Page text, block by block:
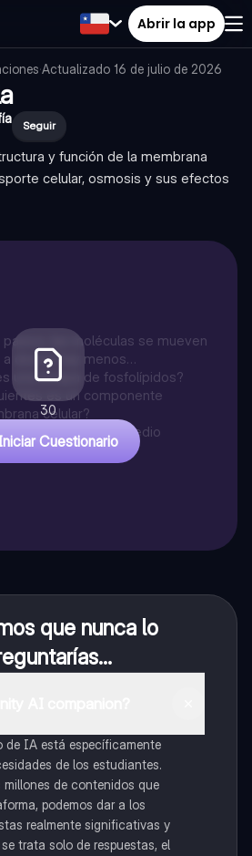
Abrir la app
·Actualizado 16 de julio de 2026
Seguir
y función de la membrana
celular, osmosis y sus efectos
las moléculas se mueven
donde hay menos
una bicapa de fosfolípidos?
es un componente
celular?
de la célula hay un medio
30
Cuestionario
que nunca lo
de IA está específicamente
de los estudiantes.
de contenidos que
podemos dar a los
realmente significativas y
trata solo de respuestas, el